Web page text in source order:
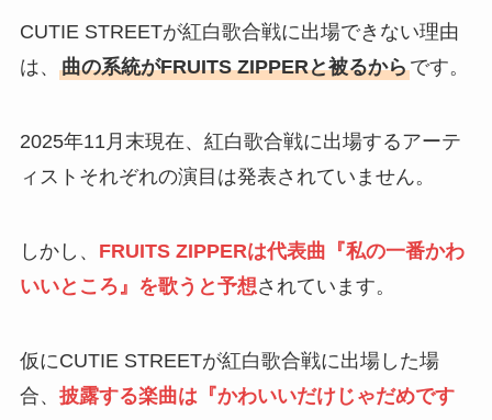
CUTIE STREETが紅白歌合戦に出場できない理由
は、 曲の系統がFRUITS ZIPPERと被るからです。
2025年11月末現在、紅白歌合戦に出場するアーテ
ィストそれぞれの演目は発表されていません。
しかし、 FRUITS ZIPPERは代表曲『私の一番かわ
いいところ』を歌うと予想されています。
仮にCUTIE STREETが紅白歌合戦に出場した場
合、 披露する楽曲は『かわいいだけじゃだめです